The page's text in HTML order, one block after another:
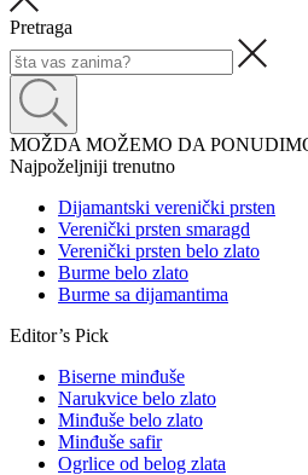
Pretraga
MOŽDA MOŽEMO DA
Najpoželjniji trenutno
Dijamantski verenički prsten
Verenički prsten smaragd
Verenički prsten belo zlato
Burme belo zlato
Burme sa dijamantima
Editor’s Pick
Biserne minđuše
Narukvice belo zlato
Minđuše belo zlato
Minđuše safir
Ogrlice od belog zlata